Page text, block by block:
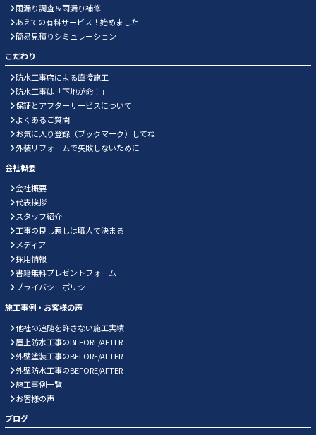
雨漏り調査＆雨漏り補修
あえての有料サービス！始めました
簡易見積りシミュレーション
こだわり
防水工事店による直接施工
防水工事は「下地が命！」
保証とアフターサービスについて
よくあるご質問
お気に入り登録（ブックマーク）してね
外装リフォームで失敗しないために
会社概要
会社概要
代表挨拶
スタッフ紹介
工事の良し悪しは職人で決まる
メディア
採用情報
書籍無料プレゼントフォーム
プライバシーポリシー
施工事例・お客様の声
他社の追随を許さない施工実績
屋上防水工事のBEFORE/AFTER
外壁塗装工事のBEFORE/AFTER
外壁防水工事のBEFORE/AFTER
施工事例一覧
お客様の声
ブログ